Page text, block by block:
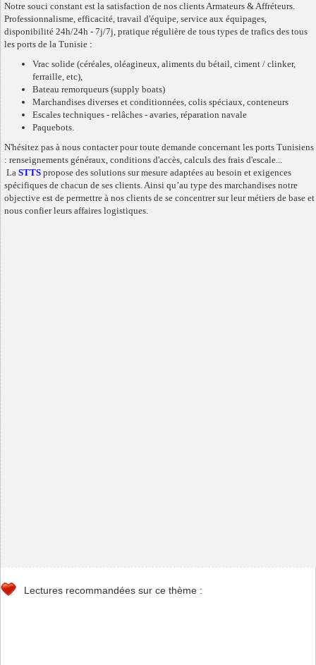
Notre souci constant est la satisfaction de nos clients Armateurs & Affréteurs.
Professionnalisme, efficacité, travail d'équipe, service aux équipages,
disponibilité 24h/24h - 7j/7j, pratique régulière de tous types de trafics des tous
les ports de la Tunisie :
Vrac solide (céréales, oléagineux, aliments du bétail, ciment / clinker,
ferraille, etc),
Bateau remorqueurs (supply boats)
Marchandises diverses et conditionnées, colis spéciaux, conteneurs
Escales techniques - relâches - avaries, réparation navale
Paquebots.
N'hésitez pas à nous contacter pour toute demande concernant les ports Tunisiens
: renseignements généraux, conditions d'accès, calculs des frais d'escale...
La STTS propose des solutions sur mesure adaptées au besoin et exigences
spécifiques de chacun de ses clients. Ainsi qu’au type des marchandises notre
objective est de permettre à nos clients de se concentrer sur leur métiers de base et
nous confier leurs affaires logistiques.
Lectures recommandées sur ce thème :